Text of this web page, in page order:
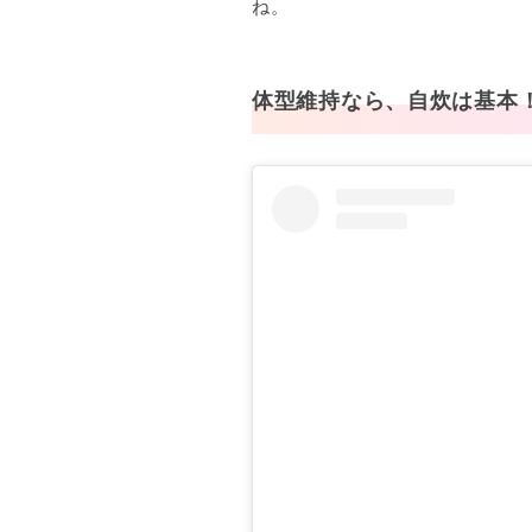
ね。
体型維持なら、自炊は基本